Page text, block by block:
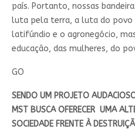
país. Portanto, nossas
luta pela terra, a luta do
latifúndio e o agronegócio,
educação, das mulheres, do
GO
SENDO UM PROJETO
MST BUSCA OFERECER UMA
SOCIEDADE FRENTE À